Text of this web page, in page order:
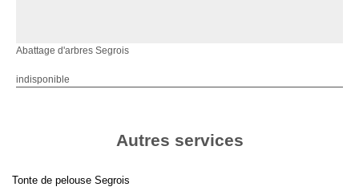
Abattage d'arbres Segrois
indisponible
Autres services
Tonte de pelouse Segrois